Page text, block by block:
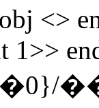
<>
1>>
�0 }/